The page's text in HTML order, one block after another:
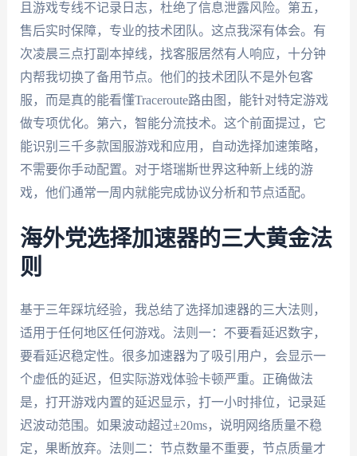
且游戏专线不记录日志，杜绝了信息泄露风险。第五，
售后实时保障，专业的技术团队。这点我深有体会。有
次凌晨三点打副本掉线，找客服居然有人响应，十分钟
内帮我切换了备用节点。他们的技术团队不是外包客
服，而是真的能看懂Traceroute路由图，能针对特定游戏
做专项优化。第六，智能分流技术。这个前面提过，它
能识别三千多款国服游戏和应用，自动选择加速策略，
不需要你手动配置。对于塔瑞斯世界这种新上线的游
戏，他们通常一周内就能完成协议分析和节点适配。
海外党选择加速器的三大黄金法
则
基于三年踩坑经验，我总结了选择加速器的三大法则，
适用于任何地区任何游戏。法则一：不要看延迟数字，
要看延迟稳定性。很多加速器为了吸引用户，会显示一
个虚低的延迟，但实际游戏体验卡顿严重。正确做法
是，打开游戏内置的延迟显示，打一小时排位，记录延
迟波动范围。如果波动超过±20ms，说明网络质量不稳
定，果断放弃。法则二：节点数量不重要，节点质量才